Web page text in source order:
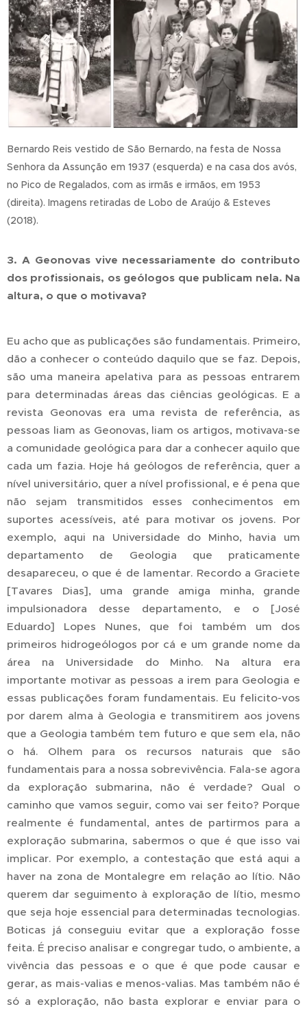
Bernardo Reis vestido de São Bernardo, na festa de Nossa
Senhora da Assunção em 1937 (esquerda) e na casa dos avós,
no Pico de Regalados, com as irmãs e irmãos, em 1953
(direita). Imagens retiradas de Lobo de Araújo & Esteves
(2018).
3. A Geonovas vive necessariamente do contributo
dos profissionais, os geólogos que publicam nela. Na
altura, o que o motivava?
Eu acho que as publicações são fundamentais. Primeiro,
dão a conhecer o conteúdo daquilo que se faz. Depois,
são uma maneira apelativa para as pessoas entrarem
para determinadas áreas das ciências geológicas. E a
revista Geonovas era uma revista de referência, as
pessoas liam as Geonovas, liam os artigos, motivava-se
a comunidade geológica para dar a conhecer aquilo que
cada um fazia. Hoje há geólogos de referência, quer a
nível universitário, quer a nível profissional, e é pena que
não sejam transmitidos esses conhecimentos em
suportes acessíveis, até para motivar os jovens. Por
exemplo, aqui na Universidade do Minho, havia um
departamento de Geologia que praticamente
desapareceu, o que é de lamentar. Recordo a Graciete
[Tavares Dias], uma grande amiga minha, grande
impulsionadora desse departamento, e o [José
Eduardo] Lopes Nunes, que foi também um dos
primeiros hidrogeólogos por cá e um grande nome da
área na Universidade do Minho. Na altura era
importante motivar as pessoas a irem para Geologia e
essas publicações foram fundamentais. Eu felicito-vos
por darem alma à Geologia e transmitirem aos jovens
que a Geologia também tem futuro e que sem ela, não
o há. Olhem para os recursos naturais que são
fundamentais para a nossa sobrevivência. Fala-se agora
da exploração submarina, não é verdade? Qual o
caminho que vamos seguir, como vai ser feito? Porque
realmente é fundamental, antes de partirmos para a
exploração submarina, sabermos o que é que isso vai
implicar. Por exemplo, a contestação que está aqui a
haver na zona de Montalegre em relação ao lítio. Não
querem dar seguimento à exploração de lítio, mesmo
que seja hoje essencial para determinadas tecnologias.
Boticas já conseguiu evitar que a exploração fosse
feita. É preciso analisar e congregar tudo, o ambiente, a
vivência das pessoas e o que é que pode causar e
gerar, as mais-valias e menos-valias. Mas também não é
só a exploração, não basta explorar e enviar para o